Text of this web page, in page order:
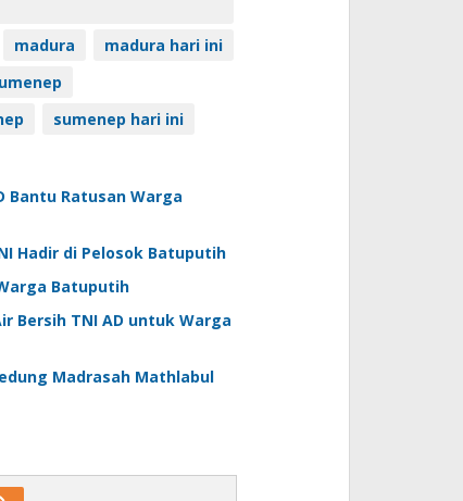
madura
madura hari ini
sumenep hari ini
Bantu Ratusan Warga
Hadir di Pelosok Batuputih
Batuputih
Bersih TNI AD untuk Warga
Madrasah Mathlabul